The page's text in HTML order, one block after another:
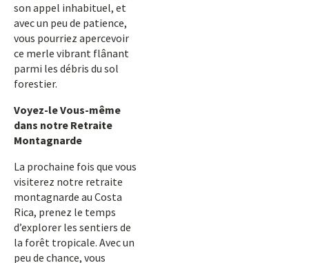
son appel inhabituel, et
avec un peu de patience,
vous pourriez apercevoir
ce merle vibrant flânant
parmi les débris du sol
forestier.
Voyez-le Vous-même
dans notre Retraite
Montagnarde
La prochaine fois que vous
visiterez notre retraite
montagnarde au Costa
Rica, prenez le temps
d’explorer les sentiers de
la forêt tropicale. Avec un
peu de chance, vous